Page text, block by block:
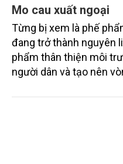
Mo cau xuất ngoại
Từng bị xem là phế
đang trở thành nguyên
phẩm thân thiện môi
người dân và tạo nên
chén, dĩa... từ mo cau